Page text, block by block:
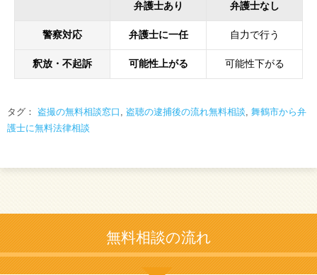
弁護士あり 弁護士なし
警察対応 弁護士に一任 自力で行う
釈放・不起訴 可能性上がる 可能性下がる
タグ： 盗撮の無料相談窓口 , 盗聴の逮捕後の流れ無料相談, 舞鶴市から弁
護士に無料法律相談
無料相談の流れ